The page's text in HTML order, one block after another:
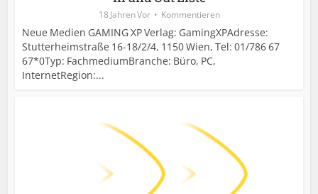
18 Jahren Vor Kommentieren
Neue Medien GAMING XP Verlag: GamingXPAdresse:
Stutterheimstraße 16-18/2/4, 1150 Wien, Tel: 01/786 67
67*0Typ: FachmediumBranche: Büro, PC,
InternetRegion:...